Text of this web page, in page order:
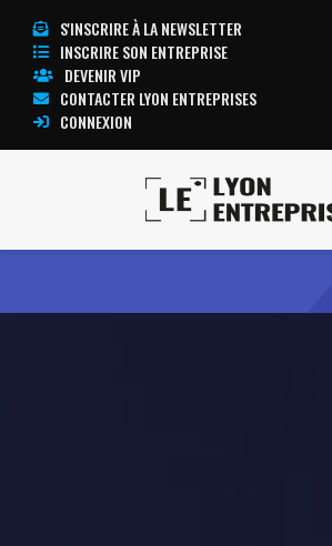
S'INSCRIRE À LA NEWSLETTER
INSCRIRE SON ENTREPRISE
DEVENIR VIP
CONTACTER LYON ENTREPRISES
CONNEXION